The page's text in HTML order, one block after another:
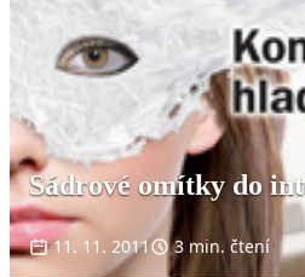
Sádrové omítky do
11. 11. 2011 3 min. čtení